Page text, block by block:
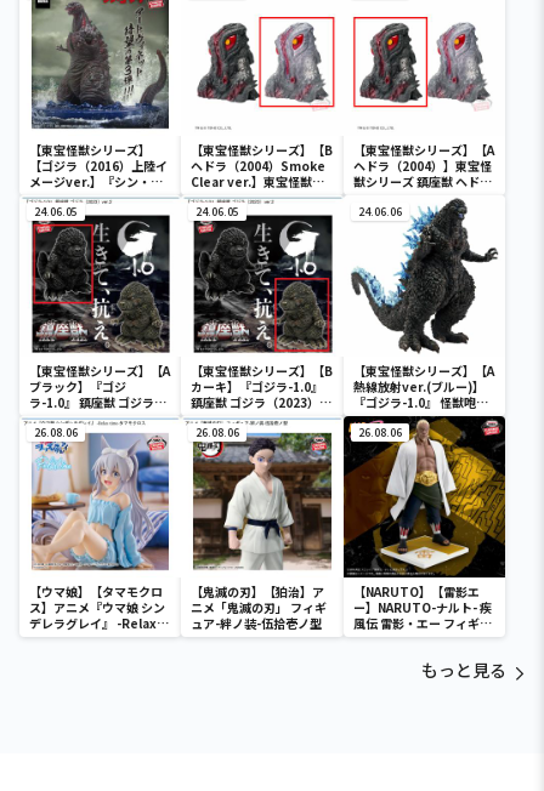
【東宝怪獣シリーズ】
【ゴジラ（2016）上陸イ
メージver.】『シン・ゴ
ジラ』 アートヴィネット
ゴジラ（2016）第4形態
上陸イメージver.
【東宝怪獣シリーズ】【B
ヘドラ（2004）Smoke
Clear ver.】東宝怪獣シ
リーズ 鎮座獣 ヘドラ
（2004）
【東宝怪獣シリーズ】【A
ヘドラ（2004）】東宝怪
獣シリーズ 鎮座獣 ヘドラ
24.06.05
【東宝怪獣シリーズ】【A
ブラック】『ゴジ
ラ-1.0』 鎮座獣 ゴジラ
（2023）ver.2
24.06.05
【東宝怪獣シリーズ】【B
カーキ】『ゴジラ-1.0』
鎮座獣 ゴジラ（2023）
ver.2
24.06.06
【東宝怪獣シリーズ】【A
熱線放射ver.(ブルー)】
『ゴジラ-1.0』 怪獣咆哮
撃 ゴジラ（2023） ver.2
26.08.06
【ウマ娘】【タマモクロ
ス】アニメ『ウマ娘 シン
デレラグレイ』 -Relax
time-タマモクロス
26.08.06
【鬼滅の刃】【狛治】ア
ニメ「鬼滅の刃」 フィギ
ュア-絆ノ装-伍拾壱ノ型
26.08.06
【NARUTO】【雷影エ
ー】NARUTO-ナルト- 疾
風伝 雷影・エー フィギュ
ア～五影集結…!!～
もっと見る